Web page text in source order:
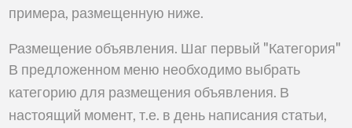
примера, размещенную ниже.
Размещение объявления. Шаг первый "Категория"
В предложенном меню необходимо выбрать
категорию для размещения объявления. В
настоящий момент, т.е. в день написания статьи,